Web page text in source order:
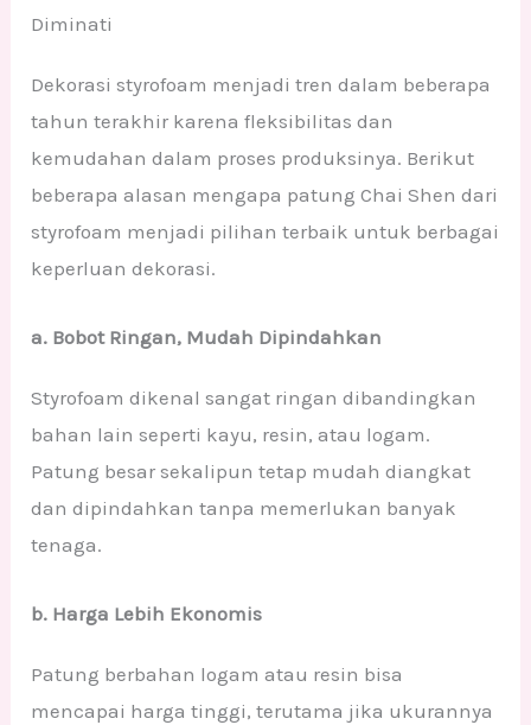
Diminati
Dekorasi styrofoam menjadi tren dalam beberapa
tahun terakhir karena fleksibilitas dan
kemudahan dalam proses produksinya. Berikut
beberapa alasan mengapa patung Chai Shen dari
styrofoam menjadi pilihan terbaik untuk berbagai
keperluan dekorasi.
a. Bobot Ringan, Mudah Dipindahkan
Styrofoam dikenal sangat ringan dibandingkan
bahan lain seperti kayu, resin, atau logam.
Patung besar sekalipun tetap mudah diangkat
dan dipindahkan tanpa memerlukan banyak
tenaga.
b. Harga Lebih Ekonomis
Patung berbahan logam atau resin bisa
mencapai harga tinggi, terutama jika ukurannya